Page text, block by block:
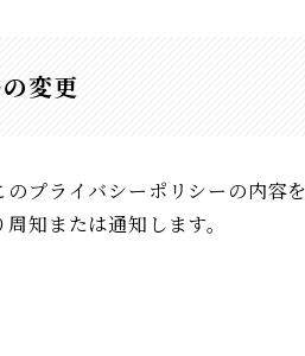
変更
プライバシーポリシーの内容
知または通知します。